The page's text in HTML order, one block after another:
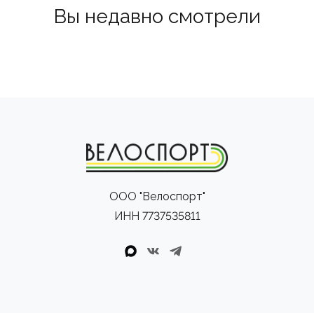
Вы недавно смотрели
ООО "Велоспорт"
ИНН 7737535811